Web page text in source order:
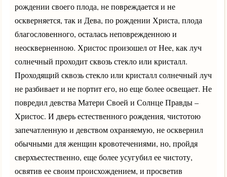
рождении своего плода, не повреждается и не
оскверняется, так и Дева, по рождении Христа, плода
благословенного, осталась неповрежденною и
неоскверненною. Христос произошел от Нее, как луч
солнечный проходит сквозь стекло или кристалл.
Проходящий сквозь стекло или кристалл солнечный луч
не разбивает и не портит его, но еще более освещает. Не
повредил девства Матери Своей и Солнце Правды –
Христос. И дверь естественного рождения, чистотою
запечатленную и девством охраняемую, не осквернил
обычными для женщин кровотечениями, но, пройдя
сверхъестественно, еще более усугубил ее чистоту,
освятив ее своим происхождением, и просветив